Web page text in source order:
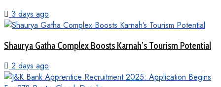
3 days ago
Shaurya Gatha Complex Boosts Karnah’s Tourism Potential
2 days ago